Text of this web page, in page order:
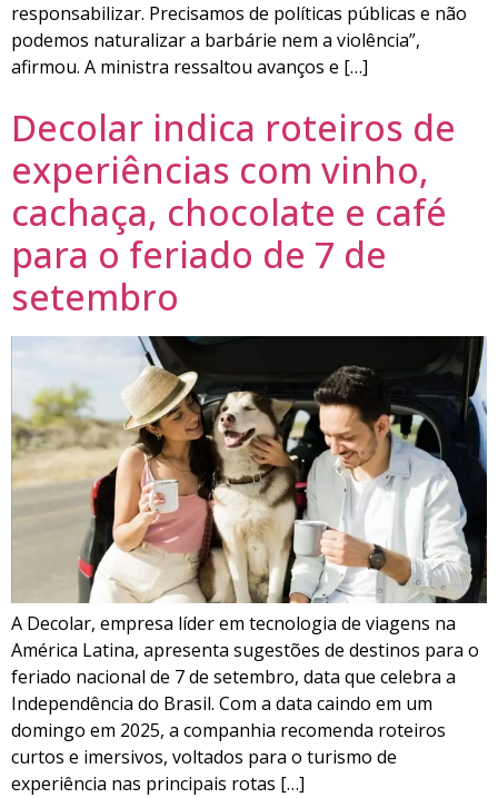
responsabilizar. Precisamos de políticas públicas e não
podemos naturalizar a barbárie nem a violência”,
afirmou. A ministra ressaltou avanços e […]
Decolar indica roteiros de
experiências com vinho,
cachaça, chocolate e café
para o feriado de 7 de
setembro
A Decolar, empresa líder em tecnologia de viagens na
América Latina, apresenta sugestões de destinos para o
feriado nacional de 7 de setembro, data que celebra a
Independência do Brasil. Com a data caindo em um
domingo em 2025, a companhia recomenda roteiros
curtos e imersivos, voltados para o turismo de
experiência nas principais rotas […]